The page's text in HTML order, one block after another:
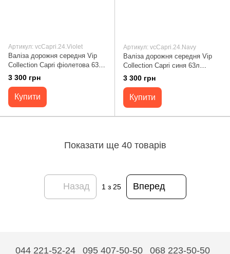
Артикул: vcCapri.24.Violet
Валіза дорожня середня Vip
Collection Capri фіолетова 63л
поліпропілен (Capri 24 Violet)
vcCapri.24.Violet
3 300 грн
Купити
Артикул: vcCapri.24.Navy
Валіза дорожня середня Vip
Collection Capri синя 63л
поліпропілен (Capri 24 Navy)
vcCapri.24.Navy
3 300 грн
Купити
Показати ще 40 товарів
Назад 1 з 25 Вперед
044 221-52-24 095 407-50-50 068 223-50-50